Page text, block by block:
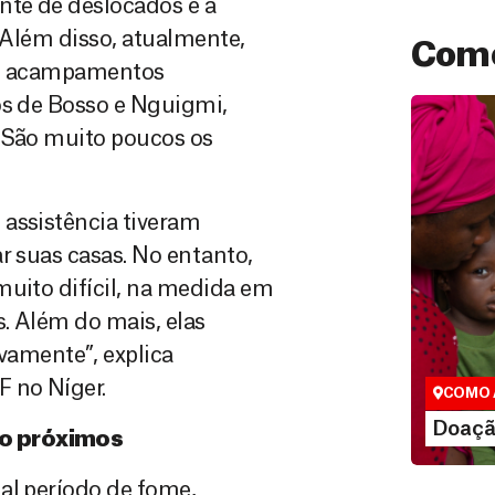
de deslocados e à
disso, atualmente,
acampamentos
de Bosso e Nguigmi,
muito poucos os
assistência tiveram
suas casas. No entanto,
difícil, na medida em
Além do mais, elas
explica
no Níger.
próximos
período de fome,
Doação
São as
que nos
vidas em
COMO